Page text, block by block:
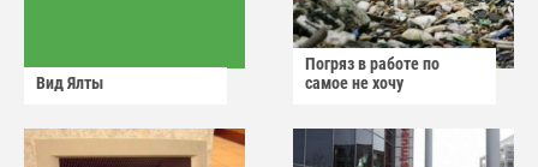
Вид Ялты
Погряз в работе по
самое не хочу